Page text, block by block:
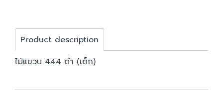
Product description
ไม้แขวน 444 ดำ (เด็ก)